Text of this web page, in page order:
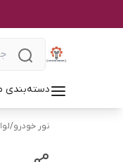
دسته‌بندی
نور خودرو/